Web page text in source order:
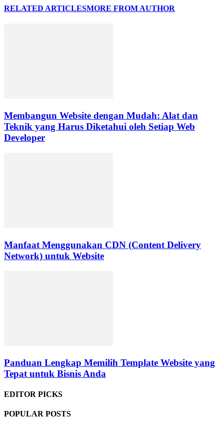
RELATED ARTICLESMORE FROM AUTHOR
Membangun Website dengan Mudah: Alat dan
Teknik yang Harus Diketahui oleh Setiap Web
Developer
Manfaat Menggunakan CDN (Content Delivery
Network) untuk Website
Panduan Lengkap Memilih Template Website yang
Tepat untuk Bisnis Anda
EDITOR PICKS
POPULAR POSTS